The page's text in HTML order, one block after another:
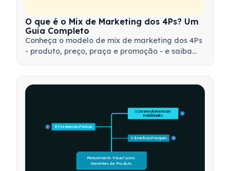
O que é o Mix de Marketing dos 4Ps? Um
Guia Completo
Conheça o modelo de mix de marketing dos 4Ps
- produto, preço, praça e promoção - e saiba
🎯 Benefícios Principais 15
🛠️ Ferramentas Práticas
15
🚀 Desenvolvimento de
Habilidades
15
Pensamento Visual para
Gerentes de Produto